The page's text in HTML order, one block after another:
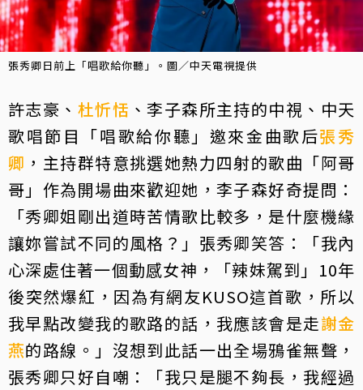
張秀卿日前上「唱歌給你聽」。圖／中天電視提供
許志豪、 杜忻恬 、李子森所主持的中視、中天
歌唱節目「唱歌給你聽」邀來金曲歌后張秀
卿 ，主持群特意挑選她熱力四射的歌曲「阿哥
哥」作為開場曲來歡迎她，李子森好奇提問：
「秀卿姐剛出道時苦情歌比較多，是什麼機緣
讓妳嘗試不同的風格？」張秀卿笑答：「我內
心深處住著一個動感女神，「辣妹駕到」10年
後突然爆紅，因為有網友KUSO這首歌，所以
我早點改變我的歌路的話，我應該會是走謝金
燕的路線。」沒想到此話一出全場鴉雀無聲，
張秀卿只好自嘲：「我只是腿不夠長，我經過